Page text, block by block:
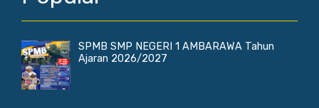
SPMB SMP NEGERI 1 AMBARAWA Tahun
Ajaran 2026/2027